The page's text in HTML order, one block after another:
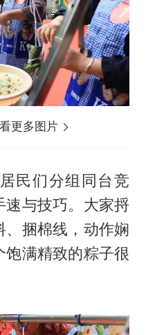
更多图片
民们分组同台竞
速与技巧。大家捋
、捆棉线，动作娴
饱满精致的粽子很